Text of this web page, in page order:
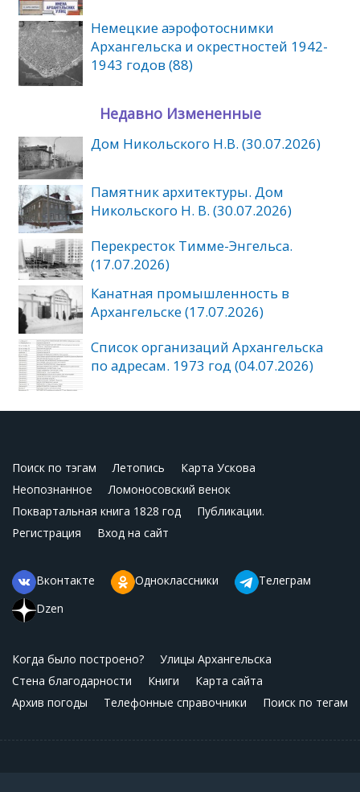
Немецкие аэрофотоснимки
Архангельска и окрестностей 1942-
1943 годов (88)
Недавно Измененные
Дом Никольского Н.В. (30.07.2026)
Памятник архитектуры. Дом
Никольского Н. В. (30.07.2026)
Перекресток Тимме-Энгельса.
(17.07.2026)
Канатная промышленность в
Архангельске (17.07.2026)
Список организаций Архангельска
по адресам. 1973 год (04.07.2026)
Поиск по тэгам Летопись
Карта Ускова
Неопознанное
Ломоносовский венок
Поквартальная книга 1828 год
Публикации.
Регистрация
Вход на сайт
Вконтакте Одноклассники
Телеграм
Dzen
Когда было построено?
Улицы Архангельска
Стена благодарности
Книги
Карта сайта
Архив погоды
Телефонные справочники Поиск по тегам